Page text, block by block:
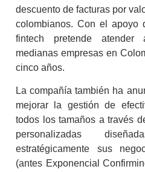
descuento de facturas por
colombianos. Con el apoyo
fintech pretende
medianas empresas en
cinco años.
La compañía también ha
mejorar la gestión de
todos los tamaños a través
personalizadas
estratégicamente sus
(antes Exponencial